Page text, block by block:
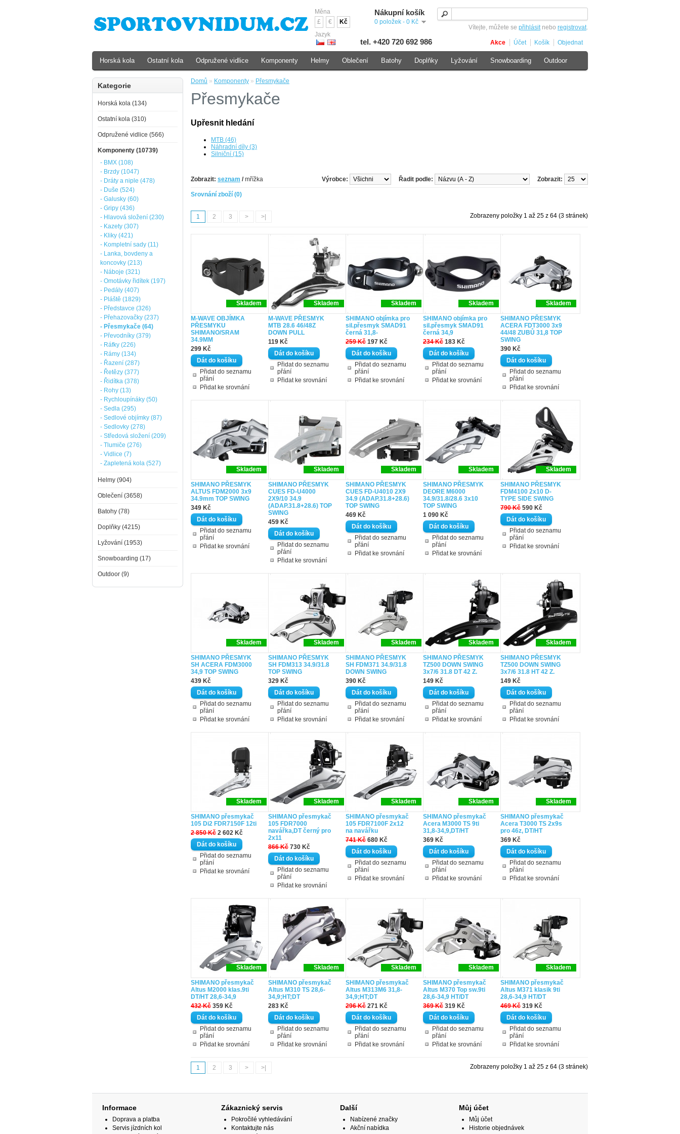
Jazyk
Měna
£
€ Kč
Nákupní košík
0 položek - 0 Kč
Vítejte, můžete se přihlásitnebo registrovat.
tel. +420 720 692 986 Akce Účet Košík Objednat
Domů » Komponenty » Přesmykače
Přesmykače
Upřesnit hledání
MTB (46)
Náhradní díly (3)
Silniční (15)
Zobrazit: seznam /mřížka Zobrazit:
Řadit podle:
Výrobce:
Srovnání zboží (0)
1 2 3 > >| Zobrazeny položky 1 až 25 z 64 (3 stránek)
Skladem
M-WAVE OBJÍMKA
PŘESMYKU
SHIMANO/SRAM
34.9MM
299 Kč
Přidat do seznamu
přání
Přidat ke srovnání
Skladem
M-WAVE PŘESMYK
MTB 28.6 46/48Z
DOWN PULL
119 Kč
Přidat do seznamu
přání
Přidat ke srovnání
Skladem
SHIMANO objímka pro
sil.přesmyk SMAD91
černá 31,8-
259 Kč 197 Kč
Přidat do seznamu
přání
Přidat ke srovnání
Skladem
SHIMANO objímka pro
sil.přesmyk SMAD91
černá 34,9
234 Kč 183 Kč
Přidat do seznamu
přání
Přidat ke srovnání
Skladem
SHIMANO PŘESMYK
ACERA FDT3000 3x9
44/48 ZUBŮ 31,8 TOP
SWING
390 Kč
Přidat do seznamu
přání
Přidat ke srovnání
Skladem
SHIMANO PŘESMYK
ALTUS FDM2000 3x9
34.9mm TOP SWING
349 Kč
Přidat do seznamu
přání
Přidat ke srovnání
Skladem
SHIMANO PŘESMYK
CUES FD-U4000
2X9/10 34.9
(ADAP.31.8+28.6) TOP
SWING
459 Kč
Přidat do seznamu
přání
Přidat ke srovnání
Skladem
SHIMANO PŘESMYK
CUES FD-U4010 2X9
34.9 (ADAP.31.8+28.6)
TOP SWING
469 Kč
Přidat do seznamu
přání
Přidat ke srovnání
Skladem
SHIMANO PŘESMYK
DEORE M6000
34.9/31.8/28.6 3x10
TOP SWING
1 090 Kč
Přidat do seznamu
přání
Přidat ke srovnání
Skladem
SHIMANO PŘESMYK
FDM4100 2x10 D-
TYPE SIDE SWING
790 Kč 590 Kč
Přidat do seznamu
přání
Přidat ke srovnání
Skladem
SHIMANO PŘESMYK
SH ACERA FDM3000
34,9 TOP SWING
439 Kč
Přidat do seznamu
přání
Přidat ke srovnání
Skladem
SHIMANO PŘESMYK
SH FDM313 34.9/31.8
TOP SWING
329 Kč
Přidat do seznamu
přání
Přidat ke srovnání
Skladem
SHIMANO PŘESMYK
SH FDM371 34.9/31.8
DOWN SWING
390 Kč
Přidat do seznamu
přání
Přidat ke srovnání
Skladem
SHIMANO PŘESMYK
TZ500 DOWN SWING
3x7/6 31.8 DT 42 Z.
149 Kč
Přidat do seznamu
přání
Přidat ke srovnání
Skladem
SHIMANO PŘESMYK
TZ500 DOWN SWING
3x7/6 31.8 HT 42 Z.
149 Kč
Přidat do seznamu
přání
Přidat ke srovnání
Skladem
SHIMANO přesmykač
105 Di2 FDR7150F 12ti
2 850 Kč 2 602 Kč
Přidat do seznamu
přání
Přidat ke srovnání
Skladem
SHIMANO přesmykač
105 FDR7000
navářka,DT černý pro
2x11
866 Kč 730 Kč
Přidat do seznamu
přání
Přidat ke srovnání
Skladem
SHIMANO přesmykač
105 FDR7100F 2x12
na navářku
741 Kč 680 Kč
Přidat do seznamu
přání
Přidat ke srovnání
Skladem
SHIMANO přesmykač
Acera M3000 TS 9ti
31,8-34,9,DT/HT
369 Kč
Přidat do seznamu
přání
Přidat ke srovnání
Skladem
SHIMANO přesmykač
Acera T3000 TS 2x9s
pro 46z, DT/HT
369 Kč
Přidat do seznamu
přání
Přidat ke srovnání
Skladem
SHIMANO přesmykač
Altus M2000 klas.9ti
DT/HT 28,6-34,9
432 Kč 359 Kč
Přidat do seznamu
přání
Přidat ke srovnání
Skladem
SHIMANO přesmykač
Altus M310 TS 28,6-
34,9;HT;DT
283 Kč
Přidat do seznamu
přání
Přidat ke srovnání
Skladem
SHIMANO přesmykač
Altus M313M6 31,8-
34,9;HT;DT
296 Kč 271 Kč
Přidat do seznamu
přání
Přidat ke srovnání
Skladem
SHIMANO přesmykač
Altus M370 Top sw.9ti
28,6-34,9 HT/DT
369 Kč 319 Kč
Přidat do seznamu
přání
Přidat ke srovnání
Skladem
SHIMANO přesmykač
Altus M371 klasik 9ti
28,6-34,9 HT/DT
469 Kč 319 Kč
Přidat do seznamu
přání
Přidat ke srovnání
1 2 3 > >| Zobrazeny položky 1 až 25 z 64 (3 stránek)
Kategorie
Horská kola (134)
Ostatní kola (310)
Odpružené vidlice (566)
Komponenty (10739)
- BMX (108)
- Brzdy (1047)
- Dráty a niple (478)
- Duše (524)
- Galusky (60)
- Gripy (436)
- Hlavová složení (230)
- Kazety (307)
- Kliky (421)
- Kompletní sady (11)
- Lanka, bovdeny a
koncovky (213)
- Náboje (321)
- Omotávky řidítek (197)
- Pedály (407)
- Pláště (1829)
- Představce (326)
- Přehazovačky (237)
- Přesmykače (64)
- Převodníky (379)
- Ráfky (226)
- Rámy (134)
- Řazení (287)
- Řetězy (377)
- Řidítka (378)
- Rohy (13)
- Rychloupínáky (50)
- Sedla (295)
- Sedlové objímky (87)
- Sedlovky (278)
- Středová složení (209)
- Tlumiče (276)
- Vidlice (7)
- Zapletená kola (527)
Helmy (904)
Oblečení (3658)
Batohy (78)
Doplňky (4215)
Lyžování (1953)
Snowboarding (17)
Outdoor (9)
Horská kola Ostatní kola Odpružené vidlice Komponenty Helmy Oblečení Batohy Doplňky Lyžování Snowboarding Outdoor
Informace
Doprava a platba
Servis jízdních kol
Zákaznický servis
Pokročilé vyhledávání
Kontaktujte nás
Další
Nabízené značky
Akční nabídka
Můj účet
Můj účet
Historie objednávek